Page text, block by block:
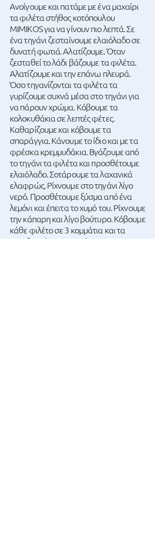
Ανοίγουμε και πατάμε με ένα μαχαίρι
τα φιλέτα στήθος κοτόπουλου
MIMIKOS για να γίνουν πιο λεπτά. Σε
ένα τηγάνι ζεσταίνουμε ελαιόλαδο σε
δυνατή φωτιά. Αλατίζουμε. Όταν
ζεσταθεί το λάδι βάζουμε τα φιλέτα.
Αλατίζουμε και την επάνω πλευρά.
Όσο τηγανίζονται τα φιλέτα τα
γυρίζουμε συχνά μέσα στο τηγάνι για
να πάρουν χρώμα. Κόβουμε τα
κολοκυθάκια σε λεπτές φέτες.
Καθαρίζουμε και κόβουμε τα
σπαράγγια. Κάνουμε το ίδιο και με τα
φρέσκα κρεμμυδάκια. Βγάζουμε από
το τηγάνι τα φιλέτα και προσθέτουμε
ελαιόλαδο. Σοτάρουμε τα λαχανικά
ελαφρώς. Ρίχνουμε στο τηγάνι λίγο
νερό. Προσθέτουμε ξύσμα από ένα
λεμόνι και έπειτα το χυμό του. Ρίχνουμε
την κάπαρη και λίγο βούτυρο. Κόβουμε
κάθε φιλέτο σε 3 κομμάτια και τα
τοποθετούμε στο τηγάνι.